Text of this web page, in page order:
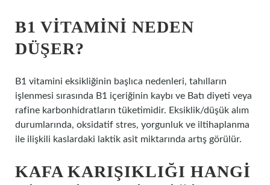
B1 VITAMINI NEDEN
DÜŞER?
B1 vitamini eksikliğinin başlıca nedenleri, tahılların
işlenmesi sırasında B1 içeriğinin kaybı ve Batı diyeti veya
rafine karbonhidratların tüketimidir. Eksiklik/düşük alım
durumlarında, oksidatif stres, yorgunluk ve iltihaplanma
ile ilişkili kaslardaki laktik asit miktarında artış görülür.
KAFA KARIŞIKLIĞI HANGI